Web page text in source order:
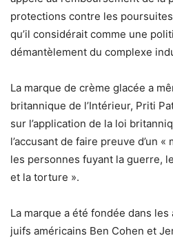
protections contre les
qu’il considérait comme une
démantèlement du complexe
La marque de crème glacée a
britannique de l’Intérieur, Priti
sur l’application de la loi
l’accusant de faire preuve d’un
les personnes fuyant la guerre,
et la torture ».
La marque a été fondée dans
juifs américains Ben Cohen et